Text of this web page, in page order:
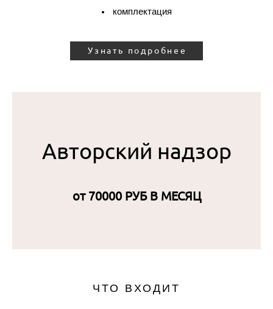
комплектация
Узнать подробнее
Авторский надзор
от 70000 РУБ В МЕСЯЦ
ЧТО ВХОДИТ